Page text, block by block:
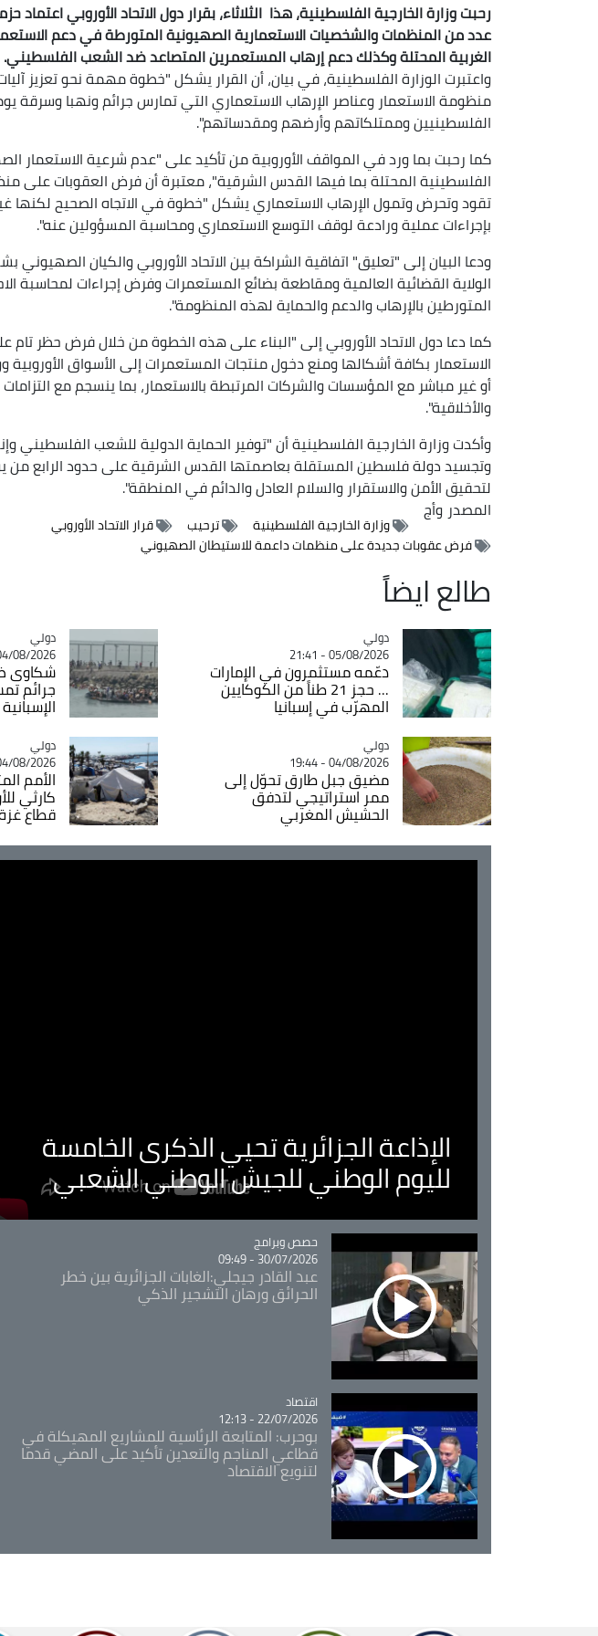
رحبت وزارة الخارجية الفلسطينية، هذا الثلاثاء، بقرار دول الاتحاد الأوروبي
عدد من المنظمات والشخصيات الاستعمارية الصهيونية المتورطة في دعم
الغربية المحتلة وكذلك دعم إرهاب المستعمرين المتصاعد ضد الشعب الفلسطيني.
واعتبرت الوزارة الفلسطينية، في بيان، أن القرار يشكل "خطوة مهمة نحو تعزيز
منظومة الاستعمار وعناصر الإرهاب الاستعماري التي تمارس جرائم ونهبا وسرقة
الفلسطينيين وممتلكاتهم وأرضهم ومقدساتهم".
كما رحبت بما ورد في المواقف الأوروبية من تأكيد على "عدم شرعية الاستعمار
الفلسطينية المحتلة بما فيها القدس الشرقية"، معتبرة أن فرض العقوبات على
تقود وتحرض وتمول الإرهاب الاستعماري يشكل "خطوة في الاتجاه الصحيح لكنها
بإجراءات عملية ورادعة لوقف التوسع الاستعماري ومحاسبة المسؤولين عنه".
ودعا البيان إلى "تعليق" اتفاقية الشراكة بين الاتحاد الأوروبي والكيان
الولاية القضائية العالمية ومقاطعة بضائع المستعمرات وفرض إجراءات لمحاسبة
المتورطين بالإرهاب والدعم والحماية لهذه المنظومة".
كما دعا دول الاتحاد الأوروبي إلى "البناء على هذه الخطوة من خلال فرض حظر
الاستعمار بكافة أشكالها ومنع دخول منتجات المستعمرات إلى الأسواق
أو غير مباشر مع المؤسسات والشركات المرتبطة بالاستعمار، بما ينسجم مع التزامات
والأخلاقية".
وأكدت وزارة الخارجية الفلسطينية أن "توفير الحماية الدولية للشعب الفلسطيني
لتحقيق الأمن والاستقرار والسلام العادل والدائم في المنطقة".
المصدر وأج
وزارة الخارجية الفلسطينية ترحيب
قرار الاتحاد الأوروبي
فرض عقوبات جديدة على منظمات داعمة للاستيطان الصهيوني
طالع ايضاً
Catégorie
دولي
05/08/2026 - 21:41
دعّمه مستثمرون في الإمارات
... حجز 21 طناً من الكوكايين
المهرّب في إسبانيا
Catégorie
دولي
08/2026 - 21:57
شكاوى
جرائم
الإسبانية
Catégorie
دولي
04/08/2026 - 19:44
مضيق جبل طارق تحوّل إلى
ممر استراتيجي لتدفق
الحشيش المغربي
Catégorie
دولي
08/2026 - 09:30
الأمم
كارثي
قطاع
الإذاعة الجزائرية تحيي الذكرى الخامسة
لليوم الوطني للجيش الوطني الشعبي
Catégorie
حصص وبرامج
30/07/2026 - 09:49
عبد القادر جيجلي:الغابات الجزائرية بين خطر
الحرائق ورهان التشجير الذكي
Catégorie
اقتصاد
22/07/2026 - 12:13
بوحرب: المتابعة الرئاسية للمشاريع المهيكلة في
قطاعي المناجم والتعدين تأكيد على المضي قدما
لتنويع الاقتصاد